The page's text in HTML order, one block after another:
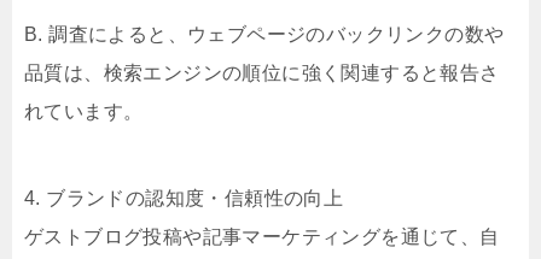
B. 調査によると、ウェブページのバックリンクの数や
品質は、検索エンジンの順位に強く関連すると報告さ
れています。
4. ブランドの認知度・信頼性の向上
ゲストブログ投稿や記事マーケティングを通じて、自